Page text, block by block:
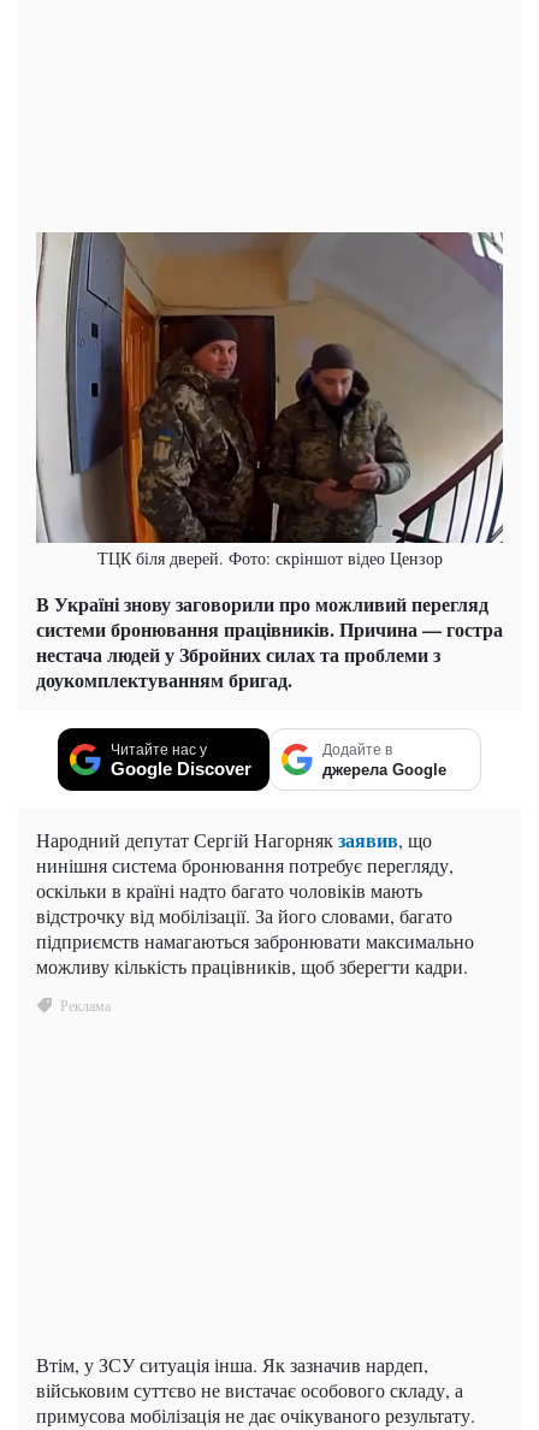
ТЦК біля дверей. Фото: скріншот відео Цензор
В Україні знову заговорили про можливий перегляд
системи бронювання працівників. Причина — гостра
нестача людей у Збройних силах та проблеми з
доукомплектуванням бригад.
Читайте нас у
Google Discover
Додайте в
джерела Google
Народний депутат Сергій Нагорнякзаявив, що
нинішня система бронювання потребує перегляду,
оскільки в країні надто багато чоловіків мають
відстрочку від мобілізації. За його словами, багато
підприємств намагаються забронювати максимально
можливу кількість працівників, щоб зберегти кадри.
Втім, у ЗСУ ситуація інша. Як зазначив нардеп,
військовим суттєво не вистачає особового складу, а
примусова мобілізація не дає очікуваного результату.